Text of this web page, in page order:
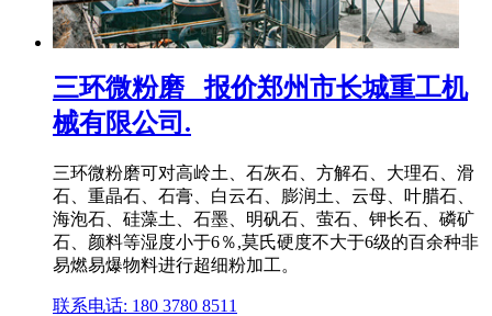
三环微粉磨 _报价郑州市长城重工机
械有限公司.
三环微粉磨可对高岭土、石灰石、方解石、大理石、滑
石、重晶石、石膏、白云石、膨润土、云母、叶腊石、
海泡石、硅藻土、石墨、明矾石、萤石、钾长石、磷矿
石、颜料等湿度小于6％,莫氏硬度不大于6级的百余种非
易燃易爆物料进行超细粉加工。
联系电话: 180 3780 8511